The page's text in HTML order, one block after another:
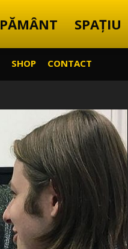
PĂMÂNT SPAȚIU
SHOP CONTACT